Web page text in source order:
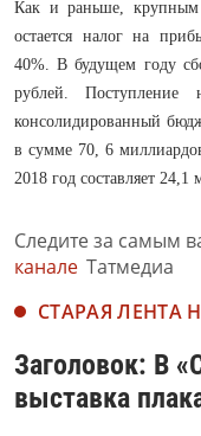
Как и раньше, крупным
остается налог на
40%. В будущем году
рублей.
консолидированный
в сумме 70, 6
2018 год составляет 24,1
Следите за самым
канале Татмедиа
СТАРАЯ ЛЕНТА
Заголовок: В
выставка